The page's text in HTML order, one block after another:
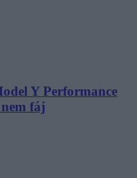
Y Performance
nem fáj